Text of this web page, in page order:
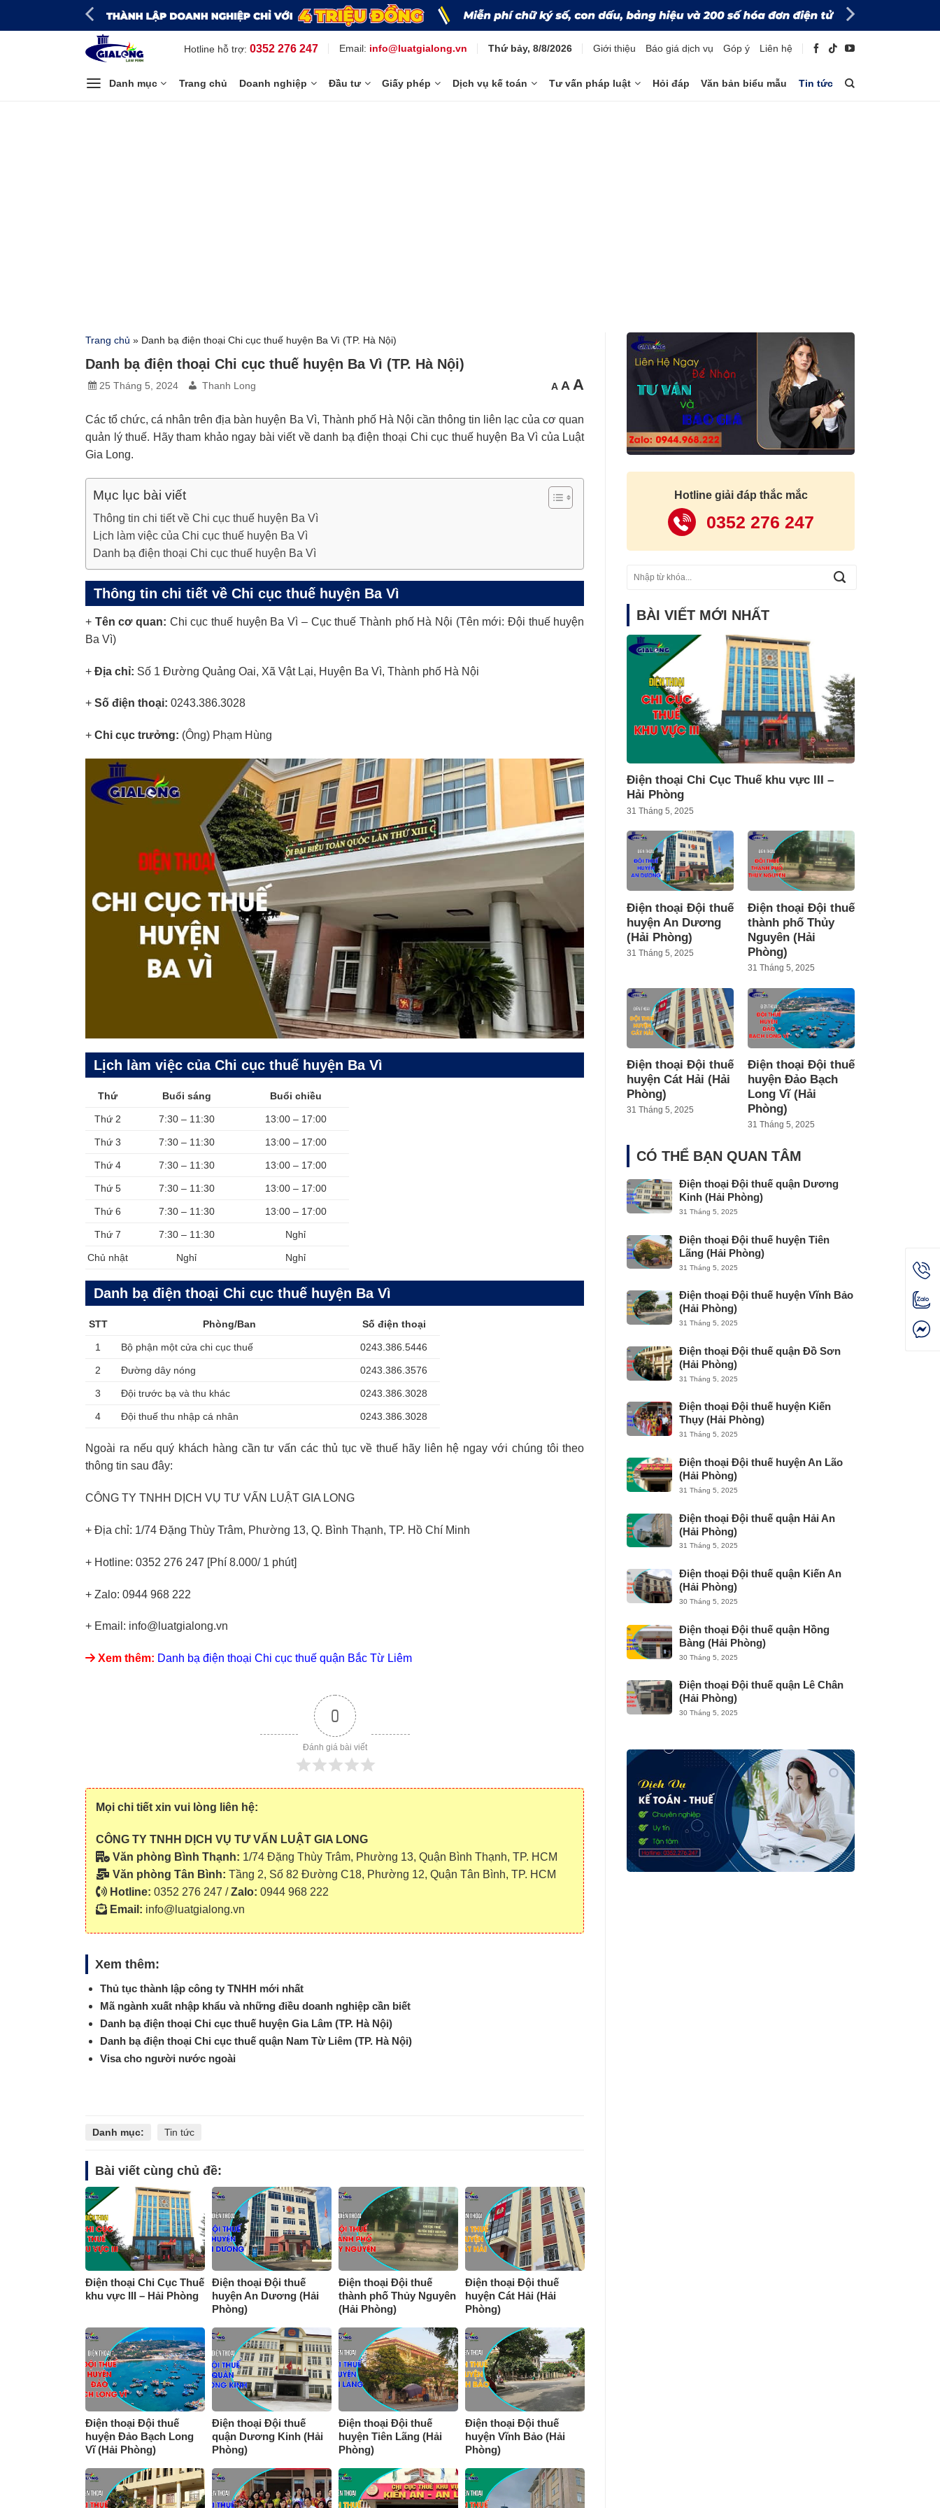
Hotline hỗ trợ: 0352 276 247 Email: info@luatgialong.vn Thứ bảy, 8/8/2026 Giới thiệu Báo giá dịch vụ Góp ý Liên hệ
Danh mục Trang chủ Doanh nghiệp Đầu tư Giấy phép Dịch vụ kế toán Tư vấn pháp luật Hỏi đáp Văn bản biểu mẫu Tin tức
Trang chủ » Danh bạ điện thoại Chi cục thuế huyện Ba Vì (TP. Hà Nội)
Danh bạ điện thoại Chi cục thuế huyện Ba Vì (TP. Hà Nội)
25 Tháng 5, 2024 Thanh Long A Cỡ
chữ
nhỏ
A Cỡ
chữ
Achữ
Các tổ chức, cá nhân trên địa bàn huyện Ba Vì, Thành phố Hà Nội cần thông tin liên lạc của cơ quan
quản lý thuế. Hãy tham khảo ngay bài viết về danh bạ điện thoại Chi cục thuế huyện Ba Vì của Luật
Gia Long.
Mục lục bài viết
Thông tin chi tiết về Chi cục thuế huyện Ba Vì
Lịch làm việc của Chi cục thuế huyện Ba Vì
Danh bạ điện thoại Chi cục thuế huyện Ba Vì
Thông tin chi tiết về Chi cục thuế huyện Ba Vì
+ Tên cơ quan: Chi cục thuế huyện Ba Vì – Cục thuế Thành phố Hà Nội (Tên mới: Đội thuế huyện
Ba Vì)
+ Địa chỉ: Số 1 Đường Quảng Oai, Xã Vật Lại, Huyện Ba Vì, Thành phố Hà Nội
+ Số điện thoại: 0243.386.3028
+ Chi cục trưởng: (Ông) Phạm Hùng
Lịch làm việc của Chi cục thuế huyện Ba Vì
Thứ Buổi sáng Buổi chiều
Thứ 2 7:30 – 11:30 13:00 – 17:00
Thứ 3 7:30 – 11:30 13:00 – 17:00
Thứ 4 7:30 – 11:30 13:00 – 17:00
Thứ 5 7:30 – 11:30 13:00 – 17:00
Thứ 6 7:30 – 11:30 13:00 – 17:00
Thứ 7 7:30 – 11:30 Nghỉ
Chủ nhật Nghỉ Nghỉ
Danh bạ điện thoại Chi cục thuế huyện Ba Vì
STT Phòng/Ban Số điện thoại
1 Bộ phận một cửa chi cục thuế 0243.386.5446
2 Đường dây nóng 0243.386.3576
3 Đội trước bạ và thu khác 0243.386.3028
4 Đội thuế thu nhập cá nhân 0243.386.3028
Ngoài ra nếu quý khách hàng cần tư vấn các thủ tục về thuế hãy liên hệ ngay với chúng tôi theo
thông tin sau đây:
CÔNG TY TNHH DỊCH VỤ TƯ VẤN LUẬT GIA LONG
+ Địa chỉ: 1/74 Đặng Thùy Trâm, Phường 13, Q. Bình Thạnh, TP. Hồ Chí Minh
+ Hotline: 0352 276 247 [Phí 8.000/ 1 phút]
+ Zalo: 0944 968 222
+ Email: info@luatgialong.vn
Xem thêm: Danh bạ điện thoại Chi cục thuế quận Bắc Từ Liêm
0
Đánh giá bài viết
Mọi chi tiết xin vui lòng liên hệ:
CÔNG TY TNHH DỊCH VỤ TƯ VẤN LUẬT GIA LONG
Văn phòng Bình Thạnh: 1/74 Đặng Thùy Trâm, Phường 13, Quận Bình Thạnh, TP. HCM
Văn phòng Tân Bình: Tầng 2, Số 82 Đường C18, Phường 12, Quận Tân Bình, TP. HCM
Hotline: 0352 276 247 /Zalo: 0944 968 222
Email: info@luatgialong.vn
Xem thêm:
Thủ tục thành lập công ty TNHH mới nhất
Mã ngành xuất nhập khẩu và những điều doanh nghiệp cần biết
Danh bạ điện thoại Chi cục thuế huyện Gia Lâm (TP. Hà Nội)
Danh bạ điện thoại Chi cục thuế quận Nam Từ Liêm (TP. Hà Nội)
Visa cho người nước ngoài
Danh mục: Tin tức
Bài viết cùng chủ đề:
Điện thoại Chi Cục Thuế
khu vực III – Hải Phòng
Điện thoại Đội thuế
huyện An Dương (Hải
Phòng)
Điện thoại Đội thuế
thành phố Thủy Nguyên
(Hải Phòng)
Điện thoại Đội thuế
huyện Cát Hải (Hải
Phòng)
Điện thoại Đội thuế
huyện Đảo Bạch Long
Vĩ (Hải Phòng)
Điện thoại Đội thuế
quận Dương Kinh (Hải
Phòng)
Điện thoại Đội thuế
huyện Tiên Lãng (Hải
Phòng)
Điện thoại Đội thuế
huyện Vĩnh Bảo (Hải
Phòng)
Hotline giải đáp thắc mắc
0352 276 247
BÀI VIẾT MỚI NHẤT
Điện thoại Chi Cục Thuế khu vực III –
Hải Phòng
31 Tháng 5, 2025
Điện thoại Đội thuế
huyện An Dương
(Hải Phòng)
31 Tháng 5, 2025
Điện thoại Đội thuế
thành phố Thủy
Nguyên (Hải
Phòng)
31 Tháng 5, 2025
Điện thoại Đội thuế
huyện Cát Hải (Hải
Phòng)
31 Tháng 5, 2025
Điện thoại Đội thuế
huyện Đảo Bạch
Long Vĩ (Hải
Phòng)
31 Tháng 5, 2025
CÓ THỂ BẠN QUAN TÂM
Điện thoại Đội thuế quận Dương
Kinh (Hải Phòng)
31 Tháng 5, 2025
Điện thoại Đội thuế huyện Tiên
Lãng (Hải Phòng)
31 Tháng 5, 2025
Điện thoại Đội thuế huyện Vĩnh Bảo
(Hải Phòng)
31 Tháng 5, 2025
Điện thoại Đội thuế quận Đồ Sơn
(Hải Phòng)
31 Tháng 5, 2025
Điện thoại Đội thuế huyện Kiến
Thụy (Hải Phòng)
31 Tháng 5, 2025
Điện thoại Đội thuế huyện An Lão
(Hải Phòng)
31 Tháng 5, 2025
Điện thoại Đội thuế quận Hải An
(Hải Phòng)
31 Tháng 5, 2025
Điện thoại Đội thuế quận Kiến An
(Hải Phòng)
30 Tháng 5, 2025
Điện thoại Đội thuế quận Hồng
Bàng (Hải Phòng)
30 Tháng 5, 2025
Điện thoại Đội thuế quận Lê Chân
(Hải Phòng)
30 Tháng 5, 2025